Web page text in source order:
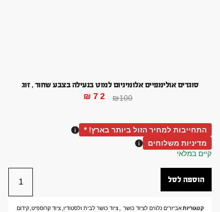
סוגרים אולימפיים אלומיניום למוט בנעילה בצבע שחור , זוג
₪100
₪72
התחייבות למחיר הזול ביותר בארץ! *
מדיניות משלוחים
קיים במלאי
הוספה לסל
קטגוריות אביזרים נלווים לציוד כושר ,ציוד כושר לבית ולסטודיו,ציוד קרוספיט,קידום